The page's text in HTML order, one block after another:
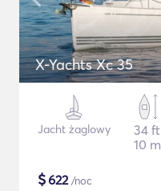
X-Yachts Xc 35
Jacht żaglowy
34 ft
10 m
$622/noc